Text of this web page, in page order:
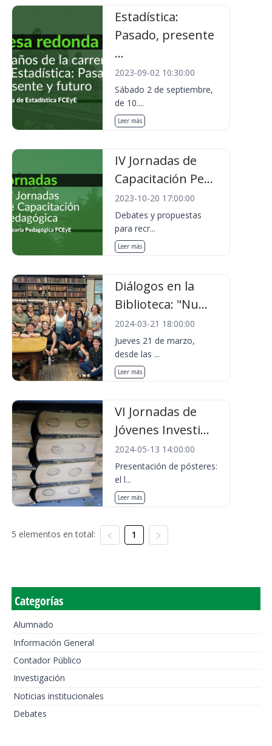
Estadística:
Pasado, presente
...
2023-09-02 10:30:00
Sábado 2 de septiembre,
de 10....
Leer más
IV Jornadas de
Capacitación Pe...
2023-10-20 17:00:00
Debates y propuestas
para recr...
Leer más
Diálogos en la
Biblioteca: "Nu...
2024-03-21 18:00:00
Jueves 21 de marzo,
desde las ...
Leer más
VI Jornadas de
Jóvenes Investi...
2024-05-13 14:00:00
Presentación de pósteres:
el l...
Leer más
5 elementos en total: 1
Categorías
Alumnado
Información General
Contador Público
Investigación
Noticias institucionales
Debates